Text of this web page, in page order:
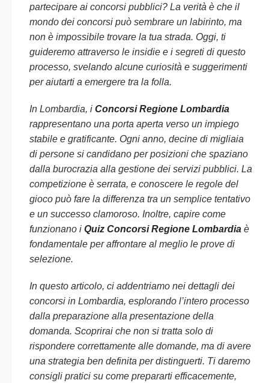
partecipare ai concorsi pubblici? La verità è che il
mondo dei concorsi può sembrare un labirinto, ma
non è impossibile trovare la tua strada. Oggi, ti
guideremo attraverso le insidie e i segreti di questo
processo, svelando alcune curiosità e suggerimenti
per aiutarti a emergere tra la folla.
In Lombardia, i Concorsi Regione Lombardia
rappresentano una porta aperta verso un impiego
stabile e gratificante. Ogni anno, decine di migliaia
di persone si candidano per posizioni che spaziano
dalla burocrazia alla gestione dei servizi pubblici. La
competizione è serrata, e conoscere le regole del
gioco può fare la differenza tra un semplice tentativo
e un successo clamoroso. Inoltre, capire come
funzionano i Quiz Concorsi Regione Lombardia è
fondamentale per affrontare al meglio le prove di
selezione.
In questo articolo, ci addentriamo nei dettagli dei
concorsi in Lombardia, esplorando l’intero processo
dalla preparazione alla presentazione della
domanda. Scoprirai che non si tratta solo di
rispondere correttamente alle domande, ma di avere
una strategia ben definita per distinguerti. Ti daremo
consigli pratici su come prepararti efficacemente,